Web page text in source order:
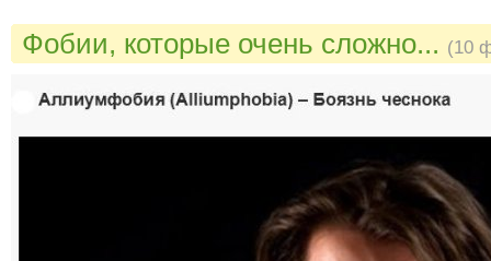
Фобии, которые очень сложно... (10